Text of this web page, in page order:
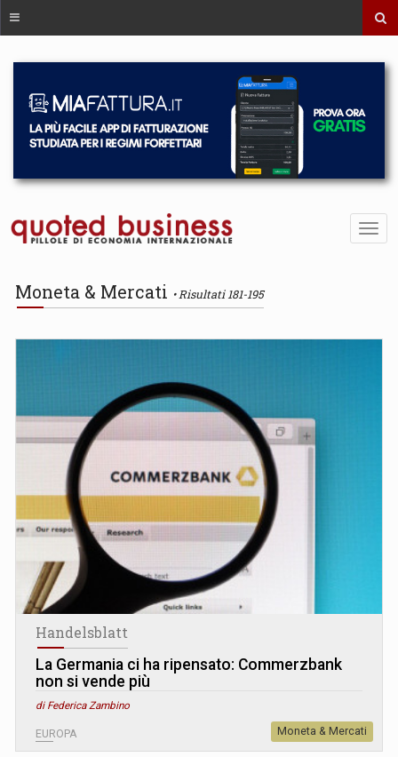
Moneta & Mercati Risultati 181-195
Handelsblatt
La Germania ci ha ripensato: Commerzbank
non si vende più
di Federica Zambino
EUROPA Moneta & Mercati